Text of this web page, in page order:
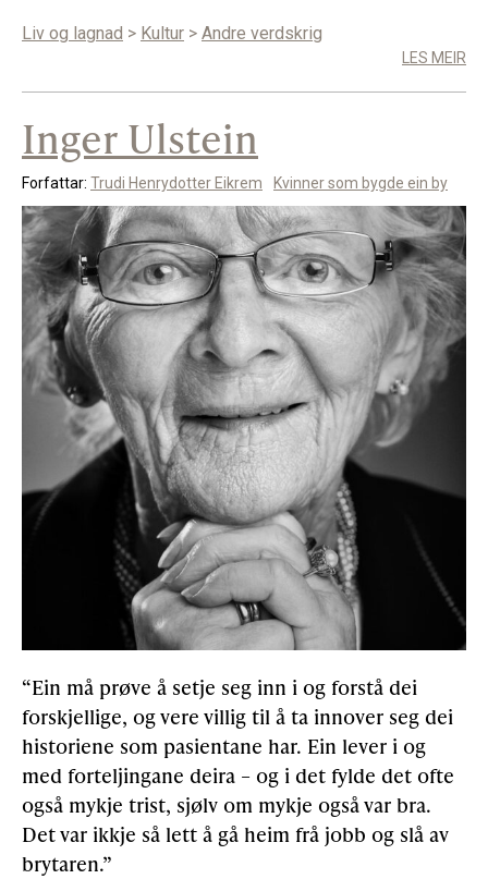
Liv og lagnad > Kultur > Andre verdskrig
LES MEIR
Inger Ulstein
Forfattar: Trudi Henrydotter Eikrem Kvinner som bygde ein by
“Ein må prøve å setje seg inn i og forstå dei
forskjellige, og vere villig til å ta innover seg dei
historiene som pasientane har. Ein lever i og
med forteljingane deira – og i det fylde det ofte
også mykje trist, sjølv om mykje også var bra.
Det var ikkje så lett å gå heim frå jobb og slå av
brytaren.”